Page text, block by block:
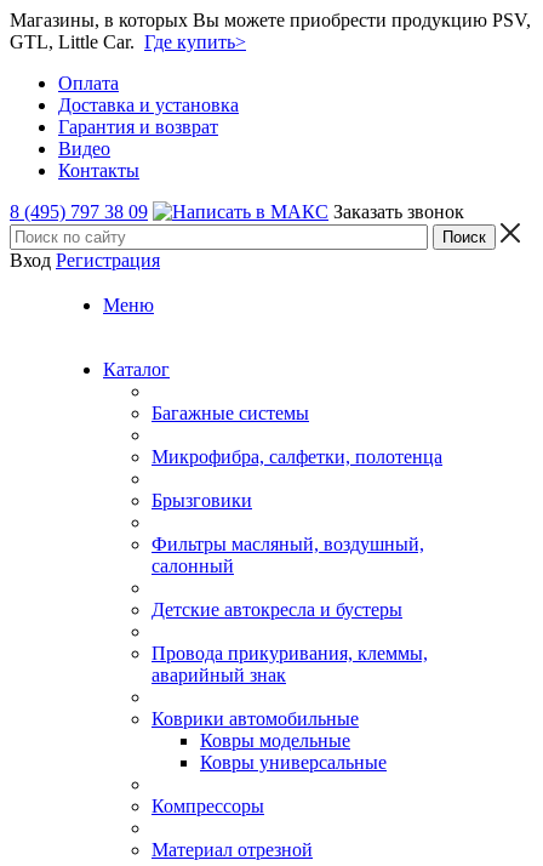
Магазины, в которых Вы можете приобрести продукцию PSV,
GTL, Little Car. Где купить>
Оплата
Доставка и установка
Гарантия и возврат
Видео
Контакты
8 (495) 797 38 09
Заказать звонок
Вход Регистрация
Меню
Каталог
Багажные системы
Микрофибра, салфетки, полотенца
Брызговики
Фильтры масляный, воздушный,
салонный
Детские автокресла и бустеры
Провода прикуривания, клеммы,
аварийный знак
Коврики автомобильные
Ковры модельные
Ковры универсальные
Компрессоры
Материал отрезной